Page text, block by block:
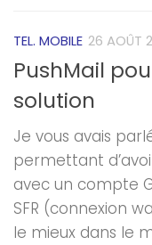
TEL. MOBILE 26 AOÛT
PushMail
solution
Je vous avais
permettant
avec un compte
SFR (connexion
le mieux dans le